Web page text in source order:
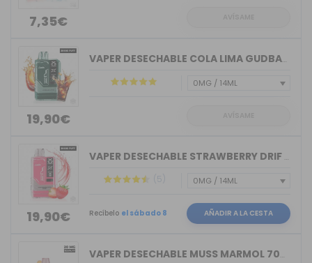
7,35€
19,90€
VAPER DESECHABLE COLA LIMA GUDBAR X-U...
19,90€
VAPER DESECHABLE STRAWBERRY DRIF GUDB...
(5)
Recíbelo el sábado 8 AÑADIR A LA CESTA
VAPER DESECHABLE MUSS MARMOL 700 TRIP...